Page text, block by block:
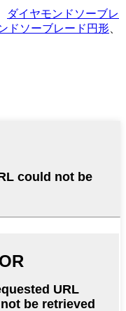
ダイヤモンドソーブレ
ドソーブレード円形